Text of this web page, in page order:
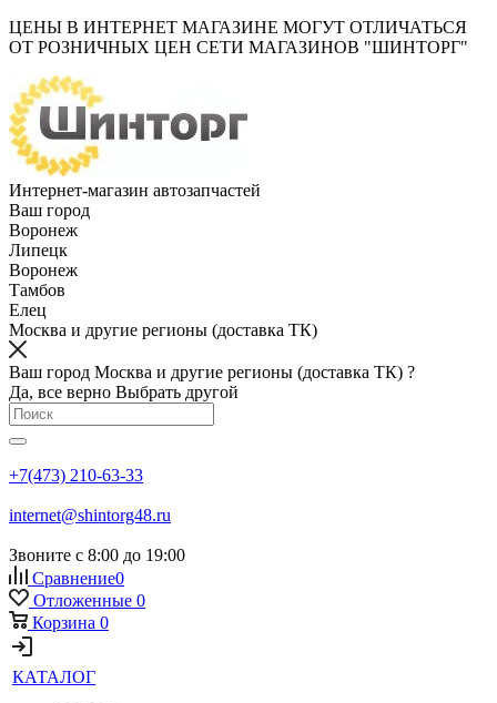
ЦЕНЫ В ИНТЕРНЕТ МАГАЗИНЕ МОГУТ ОТЛИЧАТЬСЯ
ОТ РОЗНИЧНЫХ ЦЕН СЕТИ МАГАЗИНОВ "ШИНТОРГ"
Интернет-магазин автозапчастей
Ваш город
Воронеж
Липецк
Воронеж
Тамбов
Елец
Москва и другие регионы (доставка ТК)
Ваш город Москва и другие регионы (доставка ТК) ?
Да, все верно Выбрать другой
+7(473) 210-63-33
internet@shintorg48.ru
Звоните с 8:00 до 19:00
Сравнение0
Отложенные 0
Корзина 0
КАТАЛОГ